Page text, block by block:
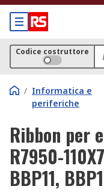
Codice costruttore
/ Informatica e
periferiche
Ribbon per
R7950-
BBP11,